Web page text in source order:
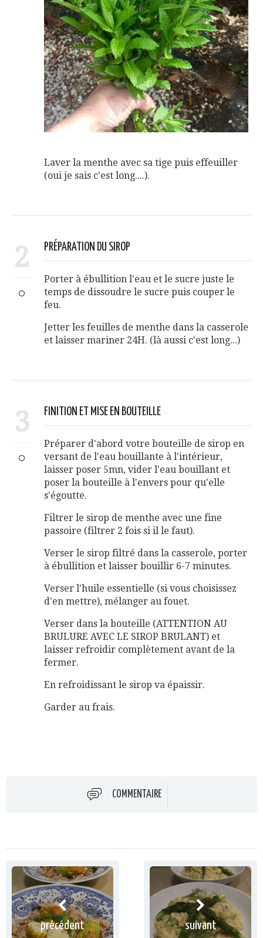
Laver la menthe avec sa tige puis effeuiller
(oui je sais c'est long....).
2 PRÉPARATION DU SIROP
Porter à ébullition l'eau et le sucre juste le
temps de dissoudre le sucre puis couper le
feu.
Jetter les feuilles de menthe dans la casserole
et laisser mariner 24H. (là aussi c'est long...)
3 FINITION ET MISE EN BOUTEILLE
Préparer d'abord votre bouteille de sirop en
versant de l'eau bouillante à l'intérieur,
laisser poser 5mn, vider l'eau bouillant et
poser la bouteille à l'envers pour qu'elle
s'égoutte.
Filtrer le sirop de menthe avec une fine
passoire (filtrer 2 fois si il le faut).
Verser le sirop filtré dans la casserole, porter
à ébullition et laisser bouillir 6-7 minutes.
Verser l'huile essentielle (si vous choisissez
d'en mettre), mélanger au fouet.
Verser dans la bouteille (ATTENTION AU
BRULURE AVEC LE SIROP BRULANT) et
laisser refroidir complètement avant de la
fermer.
En refroidissant le sirop va épaissir.
Garder au frais.
COMMENTAIRE
précédent suivant